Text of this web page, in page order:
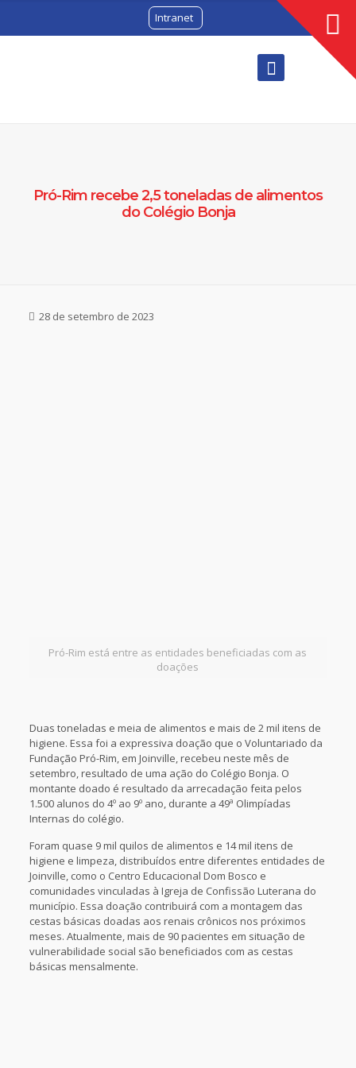
Intranet
Pró-Rim recebe 2,5 toneladas de alimentos
do Colégio Bonja
28 de setembro de 2023
Pró-Rim está entre as entidades beneficiadas com as
doações
Duas toneladas e meia de alimentos e mais de 2 mil itens de
higiene. Essa foi a expressiva doação que o Voluntariado da
Fundação Pró-Rim, em Joinville, recebeu neste mês de
setembro, resultado de uma ação do Colégio Bonja. O
montante doado é resultado da arrecadação feita pelos
1.500 alunos do 4º ao 9º ano, durante a 49ª Olimpíadas
Internas do colégio.
Foram quase 9 mil quilos de alimentos e 14 mil itens de
higiene e limpeza, distribuídos entre diferentes entidades de
Joinville, como o Centro Educacional Dom Bosco e
comunidades vinculadas à Igreja de Confissão Luterana do
município. Essa doação contribuirá com a montagem das
cestas básicas doadas aos renais crônicos nos próximos
meses. Atualmente, mais de 90 pacientes em situação de
vulnerabilidade social são beneficiados com as cestas
básicas mensalmente.